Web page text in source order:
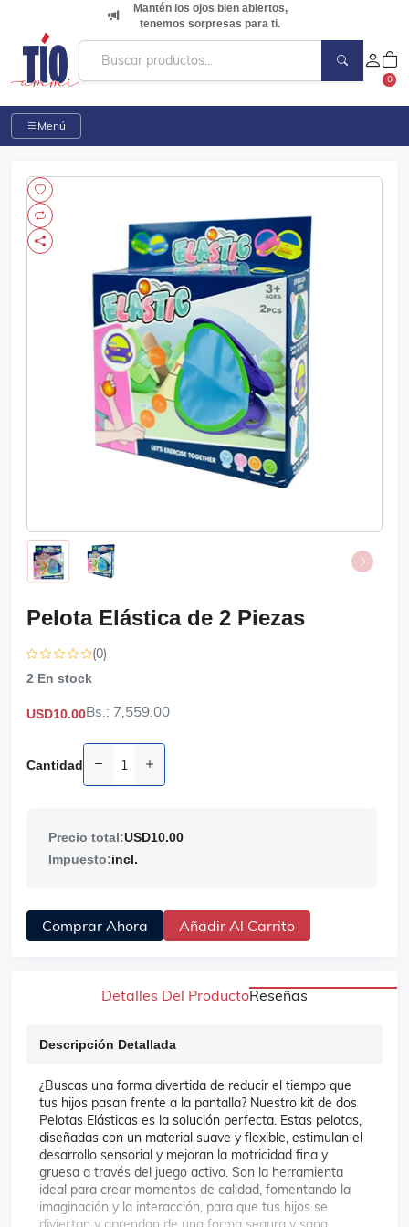
Mantén los ojos bien abiertos,
tenemos sorpresas para ti.
0
Menú
Pelota Elástica de 2 Piezas
(0)
2 En stock
USD10.00Bs.: 7,559.00
Cantidad
Precio total:USD10.00
Impuesto:incl.
Comprar Ahora Añadir Al Carrito
Detalles Del ProductoReseñas
Descripción Detallada
¿Buscas una forma divertida de reducir el tiempo que
tus hijos pasan frente a la pantalla? Nuestro kit de dos
Pelotas Elásticas es la solución perfecta. Estas pelotas,
diseñadas con un material suave y flexible, estimulan el
desarrollo sensorial y mejoran la motricidad fina y
gruesa a través del juego activo. Son la herramienta
ideal para crear momentos de calidad, fomentando la
imaginación y la interacción, para que tus hijos se